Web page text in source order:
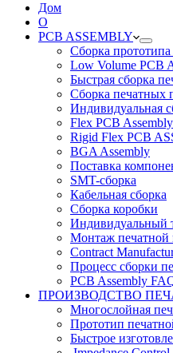
Дом
О
PCB ASSEMBLY
Сборка
Low Volume PCB
Быстрая сборка
Сборка печатных
Индивидуальная
Flex PCB Assembly
Rigid Flex PCB
BGA Assembly
Поставка
SMT-сборка
Кабельная сборка
Сборка коробки
Индивидуальный
Монтаж печатной
Contract
Процесс сборки
PCB Assembly
ПРОИЗВОДСТВО
Многослойная
Прототип
Быстрое